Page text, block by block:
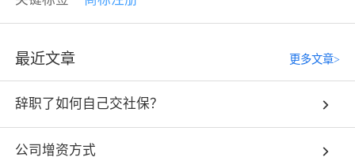
最近文章 更多文章>
辞职了如何自己交社保？
公司增资方式